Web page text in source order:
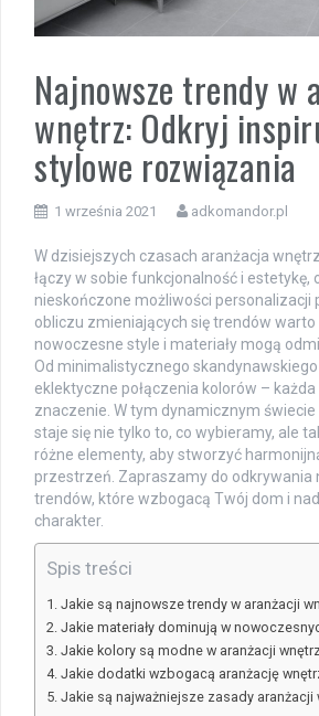
Najnowsze trendy w
wnętrz: Odkryj
stylowe rozwiązania
1 września 2021 adkomandor.pl
W dzisiejszych czasach aranżacja
łączy w sobie funkcjonalność i estetykę,
nieskończone możliwości personalizacji
obliczu zmieniających się trendów warto
nowoczesne style i materiały mogą
Od minimalistycznego
eklektyczne połączenia kolorów –
znaczenie. W tym dynamicznym
staje się nie tylko to, co wybieramy, ale
różne elementy, aby stworzyć
przestrzeń. Zapraszamy do odkrywania
trendów, które wzbogacą Twój dom i
charakter.
Spis treści
Jakie są najnowsze trendy w aranżacji
Jakie materiały dominują w
Jakie kolory są modne w aranżacji
Jakie dodatki wzbogacą aranżację
Jakie są najważniejsze zasady aranżacji